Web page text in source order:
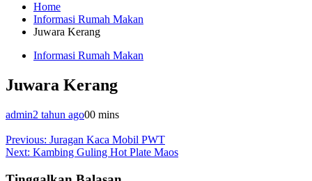
Home
Informasi Rumah Makan
Juwara Kerang
Informasi Rumah Makan
Juwara Kerang
admin2 tahun ago00 mins
Navigasi
pos
Previous: Juragan Kaca Mobil PWT
Next: Kambing Guling Hot Plate Maos